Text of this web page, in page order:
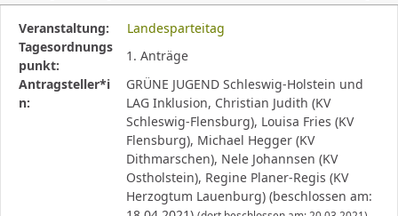
Diese
Tabelle
beschreibt
den
Status,
Veranstaltung:
Landesparteitag
Tagesordnungs
punkt:
1. Anträge
Antragsteller*i
n:
GRÜNE JUGEND Schleswig-Holstein und
LAG Inklusion, Christian Judith (KV
Schleswig-Flensburg), Louisa Fries (KV
Flensburg), Michael Hegger (KV
Dithmarschen), Nele Johannsen (KV
Ostholstein), Regine Planer-Regis (KV
Herzogtum Lauenburg) (beschlossen am: